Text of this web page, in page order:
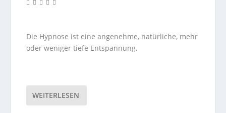
Die Hypnose ist eine angenehme, natürliche, mehr
oder weniger tiefe Entspannung.
WEITERLESEN